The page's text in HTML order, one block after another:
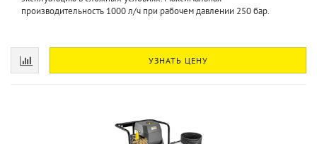
производительность 1000 л/ч при рабочем давлении 250 бар.
УЗНАТЬ ЦЕНУ